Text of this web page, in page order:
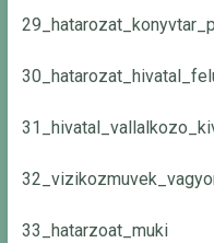
33_hatarzoat_muki